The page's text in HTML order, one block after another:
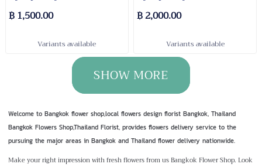
฿ 1,500.00
Variants available
฿ 2,000.00
Variants available
SHOW MORE
Welcome to Bangkok flower shop,local flowers design florist Bangkok, Thailand
Bangkok Flowers Shop,Thailand Florist, provides flowers delivery service to the
pursuing the major areas in Bangkok and Thailand flower delivery nationwide.
Make your right impression with fresh flowers from us Bangkok Flower Shop. Look